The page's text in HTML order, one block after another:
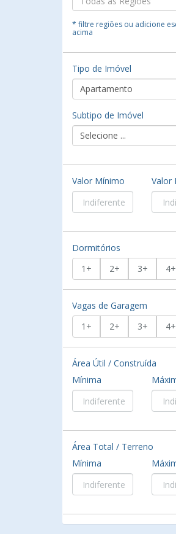
* filtre regiões ou adicione
acima
Tipo de Imóvel
Apartamento
Subtipo de Imóvel
Selecione ...
Valor Mínimo Valor
Dormitórios
1+
2+ 3+ 4+
Vagas de Garagem
1+
2+ 3+ 4+
Área Útil / Construída
Mínima
Área Total / Terreno
Mínima